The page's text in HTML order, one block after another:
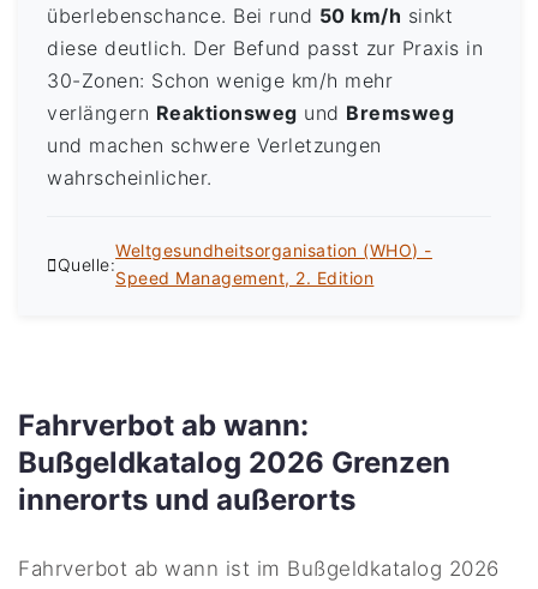
überlebenschance. Bei rund 50 km/h sinkt
diese deutlich. Der Befund passt zur Praxis in
30-Zonen: Schon wenige km/h mehr
verlängern Reaktionsweg und Bremsweg
und machen schwere Verletzungen
wahrscheinlicher.
Quelle:
Weltgesundheitsorganisation (WHO) -
Speed Management, 2. Edition
Fahrverbot ab wann:
Bußgeldkatalog 2026 Grenzen
innerorts und außerorts
Fahrverbot ab wann ist im Bußgeldkatalog 2026